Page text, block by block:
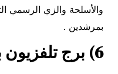
والأسلحة والزي الرسمي
بمرشدين .
6) برج تلفزيون برلين